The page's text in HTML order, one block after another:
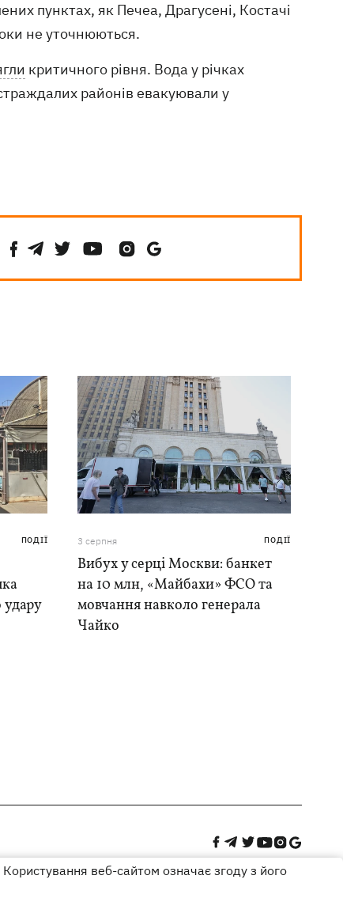
пунктах, як Печеа, Драгусені, Костачі
не уточнюються.
критичного рівня. Вода у річках
районів евакуювали у
ПОДІЇ
удару
3 серпня ПОДІЇ
Вибух у серці Москви: банкет
на 10 млн, «Майбахи» ФСО та
мовчання навколо генерала
Чайко
веб-сайтом означає згоду з його